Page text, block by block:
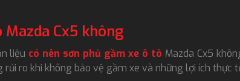
Mazda Cx5 không
liệu có nên sơn phủ gầm xe ô tô Mazda Cx5
rủi ro khi không bảo vệ gầm xe và những lợi ích thực